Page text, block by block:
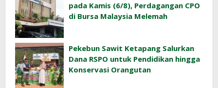
pada Kamis (6/8), Perdagangan CPO
di Bursa Malaysia Melemah
Pekebun Sawit Ketapang Salurkan
Dana RSPO untuk Pendidikan hingga
Konservasi Orangutan